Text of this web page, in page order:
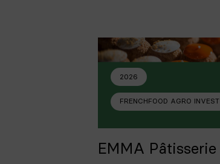
2026
FRENCHFOOD AGRO INVEST
EMMA Pâtisserie